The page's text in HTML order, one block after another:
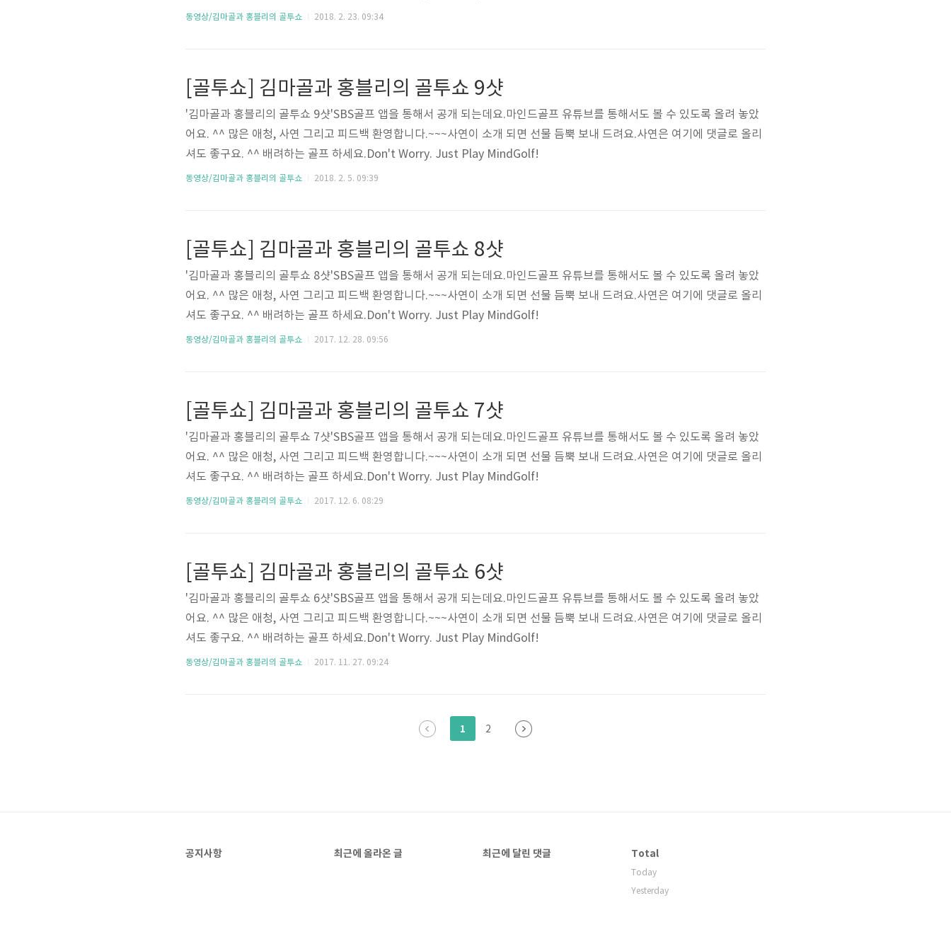
동영상/김마골과 홍블리의 골투쇼 2018. 2. 23. 09:34
[골투쇼] 김마골과 홍블리의 골투쇼 9샷
'김마골과 홍블리의 골투쇼 9샷'SBS골프 앱을 통해서 공개 되는데요.마인드골프 유튜브를 통해서도 볼 수 있도록 올려 놓았
어요. ^^ 많은 애청, 사연 그리고 피드백 환영합니다.~~~사연이 소개 되면 선물 듬뿍 보내 드려요.사연은 여기에 댓글로 올리
셔도 좋구요. ^^ 배려하는 골프 하세요.Don't Worry. Just Play MindGolf!
동영상/김마골과 홍블리의 골투쇼 2018. 2. 5. 09:39
[골투쇼] 김마골과 홍블리의 골투쇼 8샷
'김마골과 홍블리의 골투쇼 8샷'SBS골프 앱을 통해서 공개 되는데요.마인드골프 유튜브를 통해서도 볼 수 있도록 올려 놓았
어요. ^^ 많은 애청, 사연 그리고 피드백 환영합니다.~~~사연이 소개 되면 선물 듬뿍 보내 드려요.사연은 여기에 댓글로 올리
셔도 좋구요. ^^ 배려하는 골프 하세요.Don't Worry. Just Play MindGolf!
동영상/김마골과 홍블리의 골투쇼 2017. 12. 28. 09:56
[골투쇼] 김마골과 홍블리의 골투쇼 7샷
'김마골과 홍블리의 골투쇼 7샷'SBS골프 앱을 통해서 공개 되는데요.마인드골프 유튜브를 통해서도 볼 수 있도록 올려 놓았
어요. ^^ 많은 애청, 사연 그리고 피드백 환영합니다.~~~사연이 소개 되면 선물 듬뿍 보내 드려요.사연은 여기에 댓글로 올리
셔도 좋구요. ^^ 배려하는 골프 하세요.Don't Worry. Just Play MindGolf!
동영상/김마골과 홍블리의 골투쇼 2017. 12. 6. 08:29
[골투쇼] 김마골과 홍블리의 골투쇼 6샷
'김마골과 홍블리의 골투쇼 6샷'SBS골프 앱을 통해서 공개 되는데요.마인드골프 유튜브를 통해서도 볼 수 있도록 올려 놓았
어요. ^^ 많은 애청, 사연 그리고 피드백 환영합니다.~~~사연이 소개 되면 선물 듬뿍 보내 드려요.사연은 여기에 댓글로 올리
셔도 좋구요. ^^ 배려하는 골프 하세요.Don't Worry. Just Play MindGolf!
동영상/김마골과 홍블리의 골투쇼 2017. 11. 27. 09:24
1 2
공지사항 최근에 올라온 글 최근에 달린 댓글 Total
Today
Yesterday